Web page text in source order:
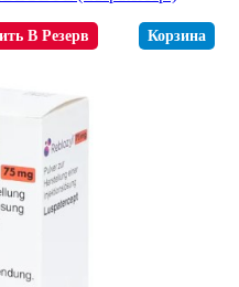
В Резерв Корзина